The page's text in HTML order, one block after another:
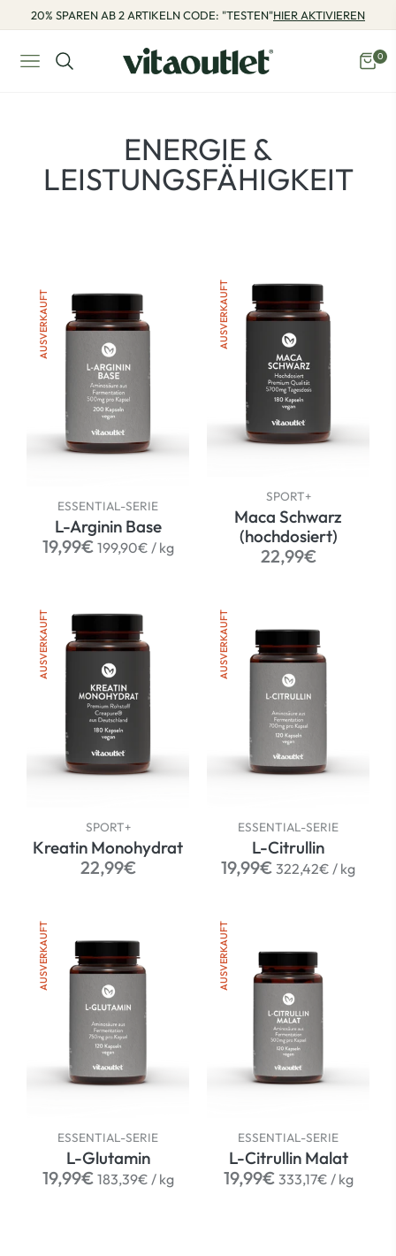
20% SPAREN AB 2 ARTIKELN CODE: "TESTEN"HIER AKTIVIEREN
Navigation
0
PRODUKTE:
ENERGIE &
LEISTUNGSFÄHIGKEIT
AUSVERKAUFT
ESSENTIAL-SERIE
L-Arginin Base
Normaler
19,99€ 199,90€ / per
kg
AUSVERKAUFT
SPORT+
Maca Schwarz
(hochdosiert)
Normaler
22,99€
AUSVERKAUFT
SPORT+
Kreatin Monohydrat
Normaler
22,99€
AUSVERKAUFT
ESSENTIAL-SERIE
L-Citrullin
Normaler
19,99€ 322,42€ / per
kg
AUSVERKAUFT
ESSENTIAL-SERIE
L-Glutamin
Normaler
19,99€ 183,39€ / per
kg
AUSVERKAUFT
ESSENTIAL-SERIE
L-Citrullin Malat
Normaler
19,99€ 333,17€ / per
kg